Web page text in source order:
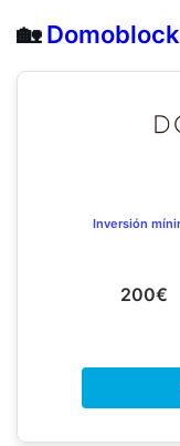
🏡Domoblock
Inversión
200€